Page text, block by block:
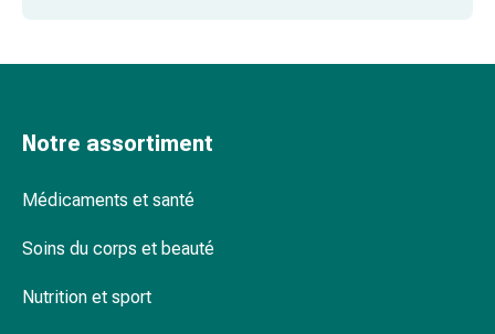
Transpiration
impure
de
Éruption
Acné
Notre assortiment
Médicaments et santé
Soins du corps et beauté
Nutrition et sport